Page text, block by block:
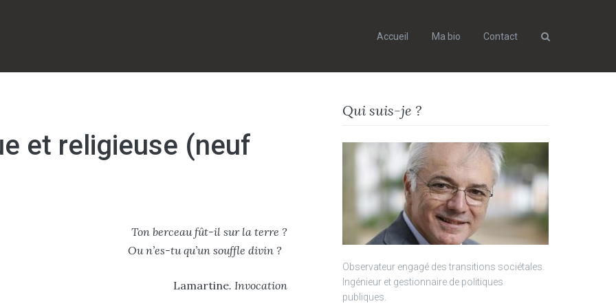
Accueil Ma bio Contact
et religieuse (neuf
Ton berceau fût-il sur la terre ?
Ou n’es-tu qu’un souffle divin ?
Lamartine. Invocation
Qui suis-je ?
Observateur engagé des transitions sociétales.
Ingénieur et gestionnaire de politiques
publiques.